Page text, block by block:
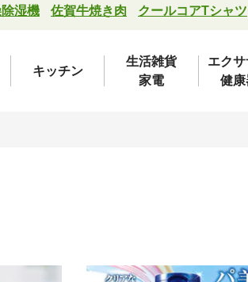
湿機 佐賀牛焼き肉 クールコアTシャツ
キッチン
生活雑貨
家電
エク
健